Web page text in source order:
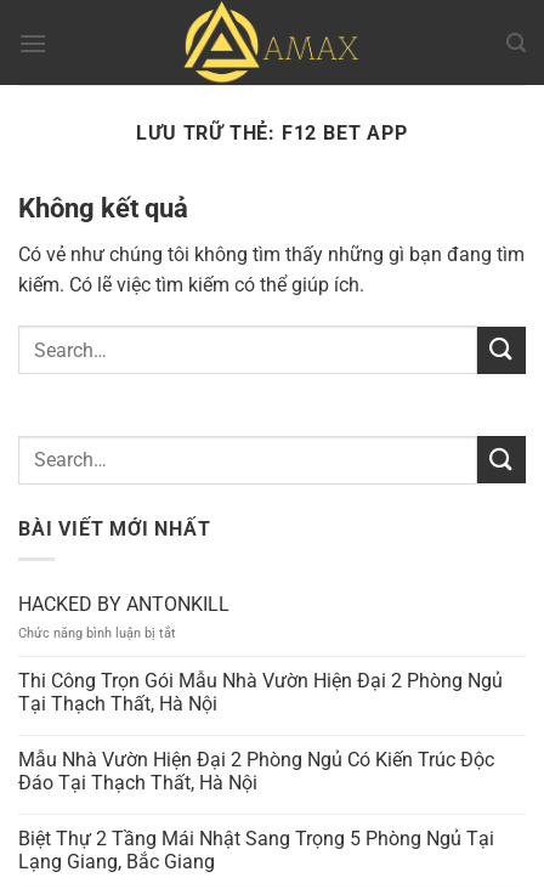
đến
LƯU TRỮ THẺ: F12 BET APP
Không kết quả
Có vẻ như chúng tôi không tìm thấy những gì bạn đang tìm
kiếm. Có lẽ việc tìm kiếm có thể giúp ích.
BÀI VIẾT MỚI NHẤT
HACKED BY ANTONKILL
Chức năng bình luận bị tắt
BY
ANTONKILL
Thi Công Trọn Gói Mẫu Nhà Vườn Hiện Đại 2 Phòng Ngủ
Tại Thạch Thất, Hà Nội
Mẫu Nhà Vườn Hiện Đại 2 Phòng Ngủ Có Kiến Trúc Độc
Đáo Tại Thạch Thất, Hà Nội
Biệt Thự 2 Tầng Mái Nhật Sang Trọng 5 Phòng Ngủ Tại
Lạng Giang, Bắc Giang